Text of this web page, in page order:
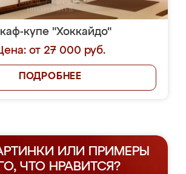
купе "Хоккайдо"
от 27 000 руб.
ПОДРОБНЕЕ
ИЛИ ПРИМЕРЫ
ЧТО НРАВИТСЯ?